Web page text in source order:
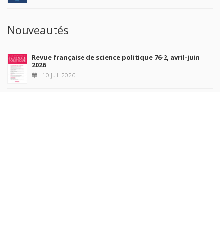
Nouveautés
Revue française de science politique 76-2, avril-juin
2026
10 juil. 2026